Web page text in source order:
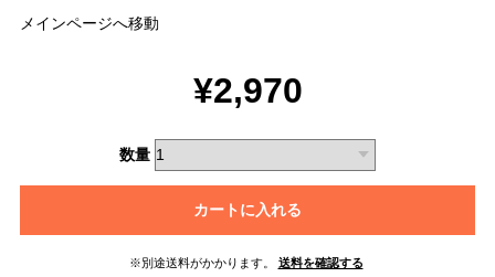
メインページへ移動
¥2,970
数量
カートに入れる
※別途送料がかかります。
送料を確認する